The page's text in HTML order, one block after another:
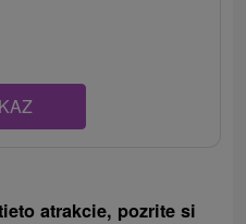
atrakcie, pozrite si